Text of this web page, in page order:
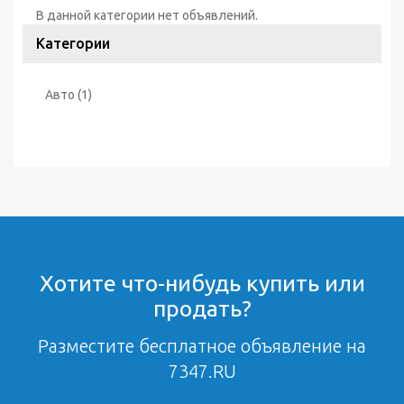
В данной категории нет объявлений.
Категории
Авто (1)
Хотите что-нибудь купить или
продать?
Разместите бесплатное объявление на
7347.RU